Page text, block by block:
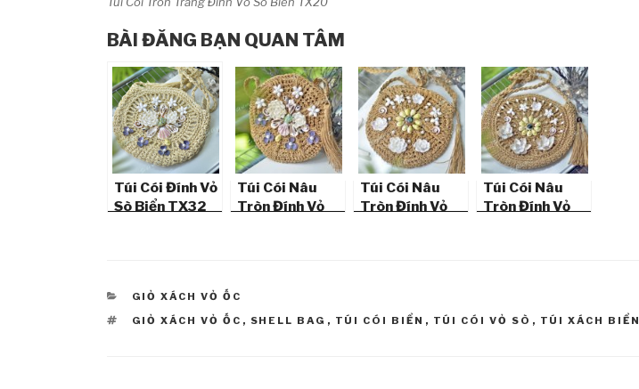
BÀI ĐĂNG BẠN QUAN TÂM
Túi Cói Đính Vỏ
Sò Biển TX32
Túi Cói Nâu
Tròn Đính Vỏ
Túi Cói Nâu
Tròn Đính Vỏ
Túi Cói Nâu
Tròn Đính Vỏ
CATEGORIES
GIỎ XÁCH VỎ ỐC
TAGS
GIỎ XÁCH VỎ ỐC , SHELL BAG , TÚI CÓI BIỂN , TÚI CÓI VỎ SÒ , TÚI XÁCH BIỂN